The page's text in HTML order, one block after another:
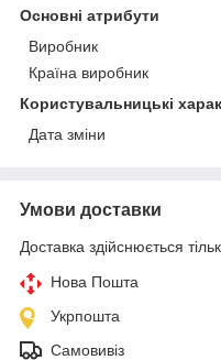
Основні атрибути
Виробник
Країна виробник
Користувальницькі
Дата зміни
Умови доставки
Доставка здійснюється
Нова Пошта
Укрпошта
Самовивіз